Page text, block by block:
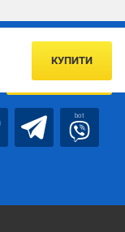
КУПИТИ
та пропозиції
ПІДПИСАТИСЯ
bot